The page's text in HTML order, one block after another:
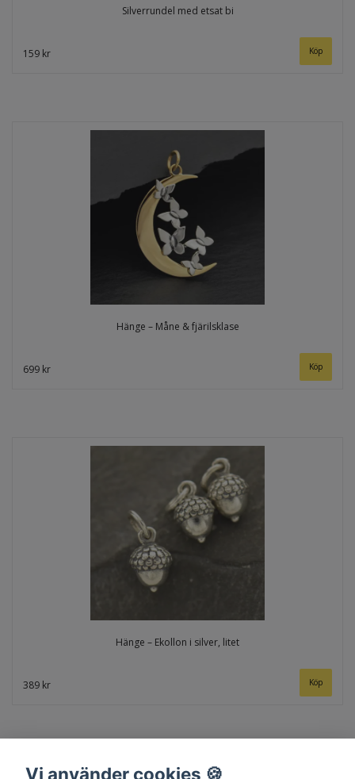
Silverrundel med etsat bi
159 kr
Hänge – Måne & fjärilsklase
699 kr
Hänge – Ekollon i silver, litet
389 kr
Vi använder cookies 🍪